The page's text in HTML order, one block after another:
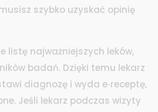
szybko uzyskać opinię
listę najważniejszych leków,
badań. Dzięki temu lekarz
diagnozę i wyda e‑receptę,
Jeśli lekarz podczas wizyty